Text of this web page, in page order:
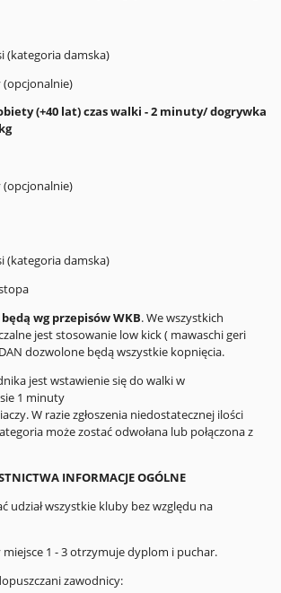
(kategoria damska)
(opcjonalnie)
(+40 lat) czas walki - 2 minuty/ dogrywka
(opcjonalnie)
(kategoria damska)
wg przepisów WKB. We wszystkich
jest stosowanie low kick ( mawaschi geri
dozwolone będą wszystkie kopnięcia.
jest wstawienie się do walki w
1 minuty
W razie zgłoszenia niedostatecznej ilości
może zostać odwołana lub połączona z
INFORMACJE OGÓLNE
udział wszystkie kluby bez względu na
1 - 3 otrzymuje dyplom i puchar.
zawodnicy: